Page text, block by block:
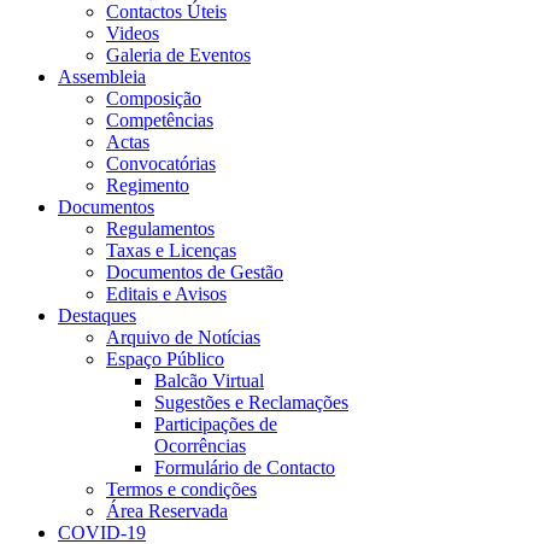
Contactos Úteis
Videos
Galeria de Eventos
Assembleia
Composição
Competências
Actas
Convocatórias
Regimento
Documentos
Regulamentos
Taxas e Licenças
Documentos de Gestão
Editais e Avisos
Destaques
Arquivo de Notícias
Espaço Público
Balcão Virtual
Sugestões e Reclamações
Participações de
Ocorrências
Formulário de Contacto
Termos e condições
Área Reservada
COVID-19